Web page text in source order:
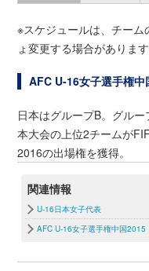
※スケジュールは、チーム
ょ変更する場合があります
AFC U-16女子選手権中
日本はグループB。グルー
本大会の上位2チームが
2016の出場権を獲得。
関連情報
U-16日本女子代表
AFC U-16女子選手権中国2015